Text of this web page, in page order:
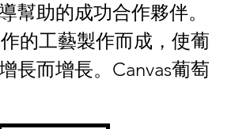
幫助的成功合作夥伴。
的工藝製作而成，使葡
長而增長。Canvas葡萄